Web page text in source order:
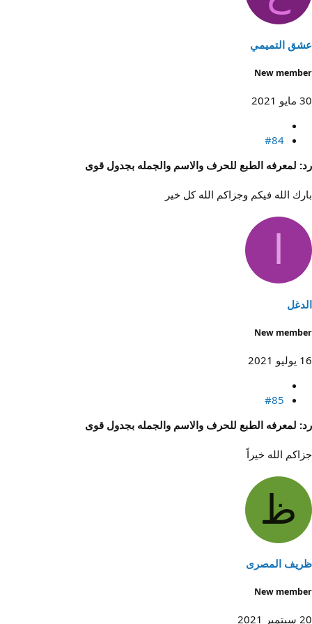
عشق التميمي
New member
30 مايو 2021
#84
رد: لمعرفه الطبع للحرف والاسم والجمله بجدول قوى
بارك الله فيكم وجزاكم الله كل خير
الدغل
New member
16 يوليو 2021
#85
رد: لمعرفه الطبع للحرف والاسم والجمله بجدول قوى
جزاكم الله خيراً
ظ
ظريف المصرى
New member
20 سبتمبر 2021